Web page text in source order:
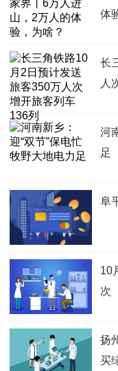
体
长
人
河
足
阜
10
次
扬
买